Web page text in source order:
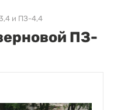
и ПЗ-4,4
ПЗ-